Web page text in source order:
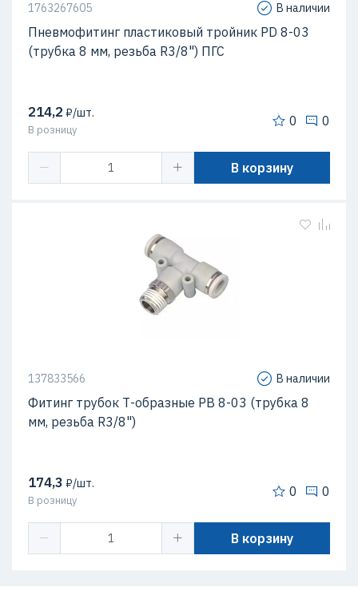
1763267605 В наличии
Пневмофитинг пластиковый тройник PD 8-03
(трубка 8 мм, резьба R3/8") ПГС
214,2 ₽/шт.
В розницу
0 0
В корзину
137833566 В наличии
Фитинг трубок Т-образные PB 8-03 (трубка 8
мм, резьба R3/8")
174,3 ₽/шт.
В розницу
0 0
В корзину